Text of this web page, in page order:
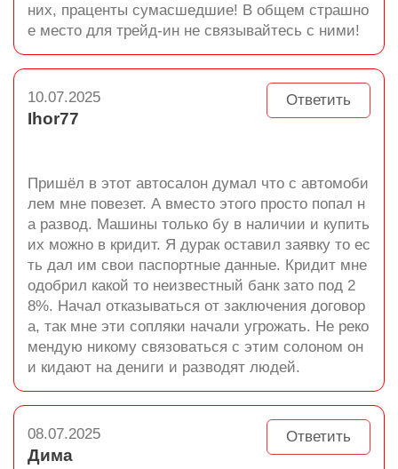
них, праценты сумасшедшие! В общем страшно
е место для трейд-ин не связывайтесь с ними!
Ответить
10.07.2025
Ihor77
Пришёл в этот автосалон думал что с автомоби
лем мне повезет. А вместо этого просто попал н
а развод. Машины только бу в наличии и купить
их можно в кридит. Я дурак оставил заявку то ес
ть дал им свои паспортные данные. Кридит мне
одобрил какой то неизвестный банк зато под 2
8%. Начал отказываться от заключения договор
а, так мне эти сопляки начали угрожать. Не реко
мендую никому связоваться с этим солоном он
и кидают на дениги и разводят людей.
Ответить
08.07.2025
Дима